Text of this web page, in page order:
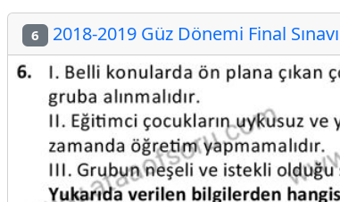
6 2018-2019 Güz Dönemi Final Sınavı